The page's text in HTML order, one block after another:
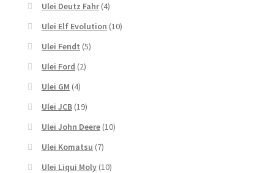
Ulei Deutz Fahr (4)
Ulei Elf Evolution (10)
Ulei Fendt (5)
Ulei Ford (2)
Ulei GM (4)
Ulei JCB (19)
Ulei John Deere (10)
Ulei Komatsu (7)
Ulei Liqui Moly (10)